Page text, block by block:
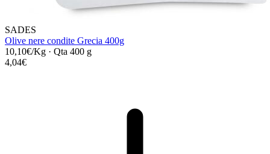
SADES
Olive nere condite Grecia 400g
10,10€/Kg · Qta 400 g
4,04€